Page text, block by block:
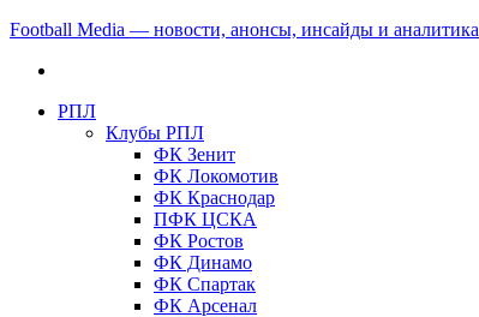
Football Media — новости, анонсы, инсайды и аналитика
РПЛ
Клубы РПЛ
ФК Зенит
ФК Локомотив
ФК Краснодар
ПФК ЦСКА
ФК Ростов
ФК Динамо
ФК Спартак
ФК Арсенал